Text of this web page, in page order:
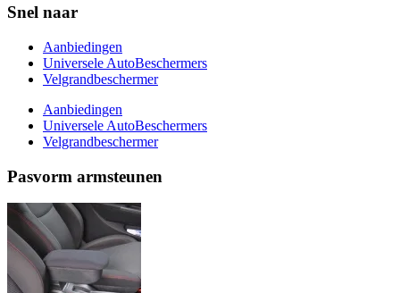
Snel naar
Aanbiedingen
Universele AutoBeschermers
Velgrandbeschermer
Aanbiedingen
Universele AutoBeschermers
Velgrandbeschermer
Pasvorm armsteunen